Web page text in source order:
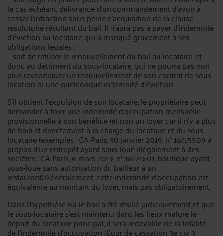
le cas échéant, délivrance d’un commandement d’avoir à
cesser l’infraction sous peine d’acquisition de la clause
résolutoire résultant du bail. Il n’aura pas à payer d’indemnité
d’éviction au locataire qui a manqué gravement à ses
obligations légales ;
– soit de refuser le renouvellement du bail au locataire, et
donc au détriment du sous-locataire, qui ne pourra pas non
plus revendiquer un renouvellement de son contrat de sous-
location ni une quelconque indemnité d’éviction.
S’il obtient l’expulsion de son locataire, le propriétaire peut
demander à fixer une indemnité d’occupation mensuelle
provisionnelle à son bénéfice (et non un loyer car il n’y a plus
de bail) et directement à la charge du locataire et du sous-
locataire (exemples : CA Paris, 30 janvier 2019, n° 18/15509 à
propos d’un entrepôt ayant sous-loué illégalement à des
sociétés ; CA Paris, 6 mars 2019, n° 18/21601, boutique ayant
sous-loué sans autorisation du bailleur à un
restaurant).Généralement, cette indemnité d’occupation est
équivalente au montant du loyer, mais pas obligatoirement.
Dans l’hypothèse où le bail a été résilié judiciairement et que
le sous-locataire s’est maintenu dans les lieux malgré le
départ du locataire principal, il sera redevable de la totalité
de l’indemnité d’occupation (Cour de cassation 3e civ 9